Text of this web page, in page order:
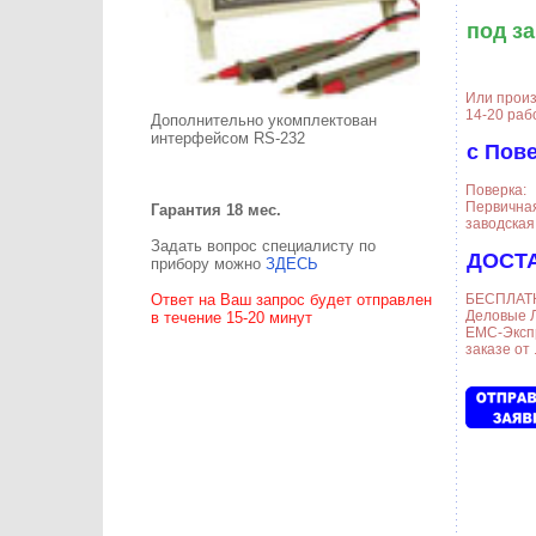
Дополнительно укомплектован
интерфейсом RS-232
Гарантия 18 мес.
Задать вопрос специалисту по
прибору можно ЗДЕСЬ
Ответ на Ваш запрос будет отправлен
в течение 15-20 минут
под
Или
14-20
с
Поверка:
заводская
Деловые
ЕМС-
заказе от